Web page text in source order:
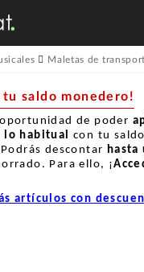
Maletas de
tu saldo monedero!
de poder
lo habitual con tu
descontar hasta
Para ello, ¡
artículos con